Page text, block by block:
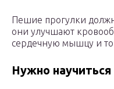
Пешие прогулки
они улучшают
сердечную мышцу и
Нужно научиться